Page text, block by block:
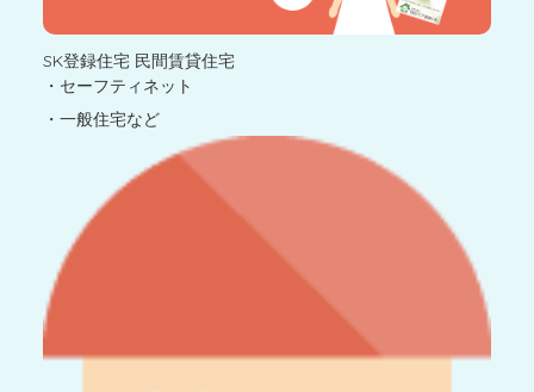
SK登録住宅 民間賃貸住宅
・セーフティネット
・一般住宅など